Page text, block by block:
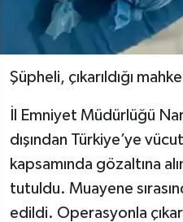
Şüpheli, çıkarıldığı
İl Emniyet Müdürlüğü
dışından Türkiye’ye
kapsamında gözaltına
tutuldu. Muayene
edildi. Operasyonla